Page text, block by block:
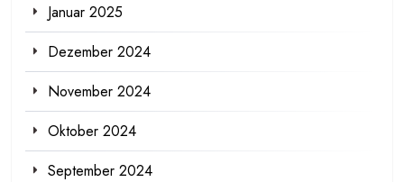
Januar 2025
Dezember 2024
November 2024
Oktober 2024
September 2024